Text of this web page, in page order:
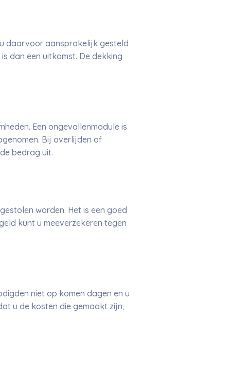
daarvoor aansprakelijk gesteld
dan een uitkomst. De dekking
Een ongevallenmodule is
Bij overlijden of
bedrag uit.
worden. Het is een goed
kunt u meeverzekeren tegen
niet op komen dagen en u
u de kosten die gemaakt zijn,